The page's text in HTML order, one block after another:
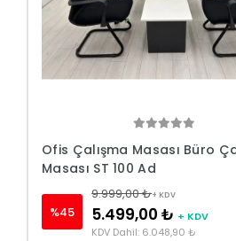
Ofis Çalışma Masası Büro
Masası ST 100 Ad
%45
9.999,00 ₺+ KDV
5.499,00 ₺ + KDV
KDV Dahil: 6.048,90 ₺